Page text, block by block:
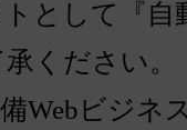
として『
ください。
Webビジネ